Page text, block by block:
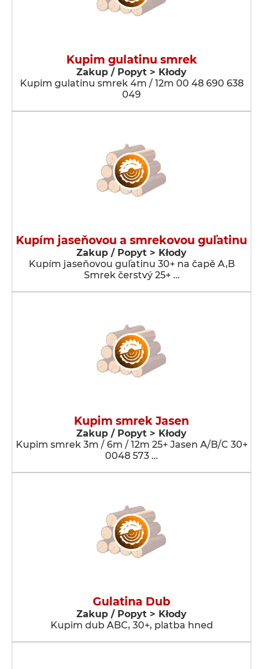
Kupim gulatinu smrek
Zakup / Popyt > Kłody
Kupim gulatinu smrek 4m / 12m 00 48 690 638
049
Kupím jaseňovou a smrekovou guľatinu
Zakup / Popyt > Kłody
Kupím jaseňovou guľatinu 30+ na čapě A,B
Smrek čerstvý 25+ …
Kupim smrek Jasen
Zakup / Popyt > Kłody
Kupim smrek 3m / 6m / 12m 25+ Jasen A/B/C 30+
0048 573 …
Gulatina Dub
Zakup / Popyt > Kłody
Kupim dub ABC, 30+, platba hned